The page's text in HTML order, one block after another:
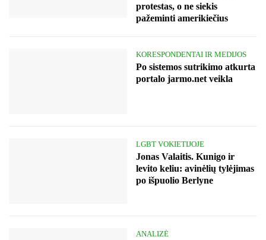
protestas, o ne siekis
pažeminti amerikiečius
KORESPONDENTAI IR MEDIJOS
Po sistemos sutrikimo atkurta
portalo jarmo.net veikla
LGBT VOKIETIJOJE
Jonas Valaitis. Kunigo ir
levito keliu: avinėlių tylėjimas
po išpuolio Berlyne
ANALIZĖ